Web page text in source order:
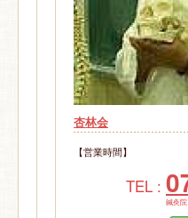
杏林会
【営業時間】
TEL :
鍼灸